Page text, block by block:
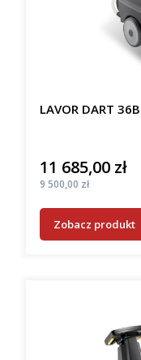
LAVOR DART
Cena
11 685,00 zł
Cena
9 500,00 zł
Zobacz produkt